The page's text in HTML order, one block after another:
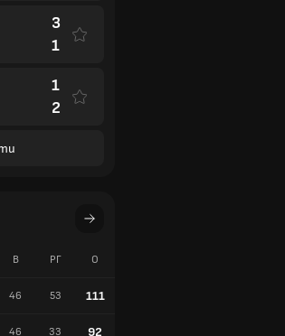
3
1
1
2
В РГ О
46 53 111
46 33 92